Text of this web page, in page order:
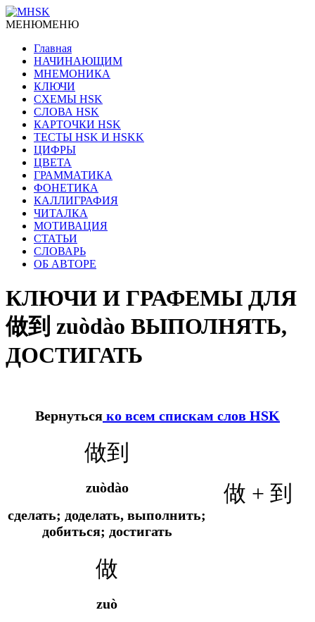
МЕНЮМЕНЮ
Главная
НАЧИНАЮЩИМ
МНЕМОНИКА
КЛЮЧИ
СХЕМЫ HSK
СЛОВА HSK
КАРТОЧКИ HSK
ТЕСТЫ HSK И HSKK
ЦИФРЫ
ЦВЕТА
ГРАММАТИКА
ФОНЕТИКА
КАЛЛИГРАФИЯ
ЧИТАЛКА
МОТИВАЦИЯ
СТАТЬИ
СЛОВАРЬ
ОБ АВТОРЕ
КЛЮЧИ И ГРАФЕМЫ ДЛЯ
做到 zuòdào ВЫПОЛНЯТЬ,
ДОСТИГАТЬ
Вернуться ко всем спискам слов HSK
做到
zuòdào
сделать; доделать, выполнить;
добиться; достигать
做 + 到
做
zuò